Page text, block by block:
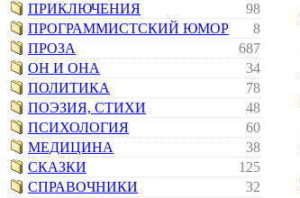
ПРИКЛЮЧЕНИЯ
98
ПРОГРАММИСТСКИЙ ЮМОР
8
ПРОЗА
687
ОН И ОНА
34
ПОЛИТИКА
78
ПОЭЗИЯ, СТИХИ
48
ПСИХОЛОГИЯ
60
МЕДИЦИНА
38
СКАЗКИ
125
СПРАВОЧНИКИ
32